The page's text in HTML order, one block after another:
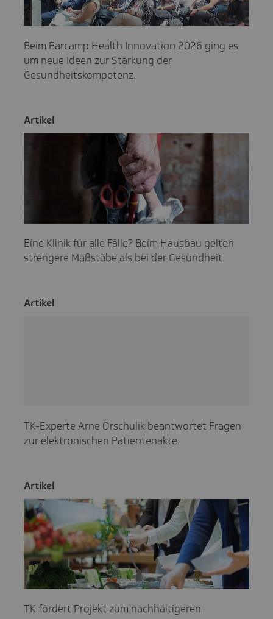
Beim Barcamp Health Innovation 2026 ging es
um neue Ideen zur Stärkung der
Gesundheitskompetenz.
Artikel
Eine Klinik für alle Fälle? Beim Hausbau gelten
strengere Maßstäbe als bei der Gesundheit.
Artikel
TK-Experte Arne Orschulik beantwortet Fragen
zur elektronischen Patientenakte.
Artikel
TK fördert Projekt zum nachhaltigeren